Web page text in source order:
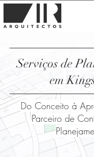
Serviços de
em
Do Conceito à
Parceiro de